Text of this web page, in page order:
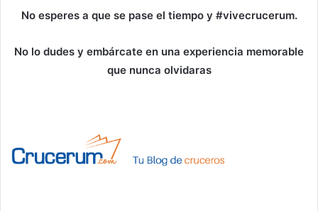
No esperes a que se pase el tiempo y #vivecrucerum.
No lo dudes y embárcate en una experiencia memorable
que nunca olvidaras